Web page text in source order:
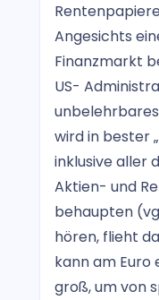
Angesichts
Finanzmarkt
US-
wird in bester
inklusive aller
Aktien- und
behaupten
hören, flieht
kann am
groß, um von